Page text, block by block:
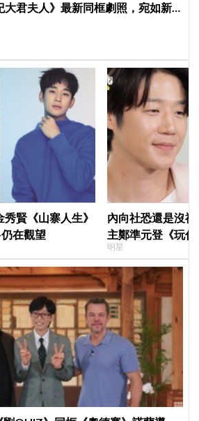
大君夫人》最新同框劇照，宛如新
賢《山寨人生》
在觀望
內向社恐還是沒
主鄭準元登《玩
在錫、孔曉振狂
明星